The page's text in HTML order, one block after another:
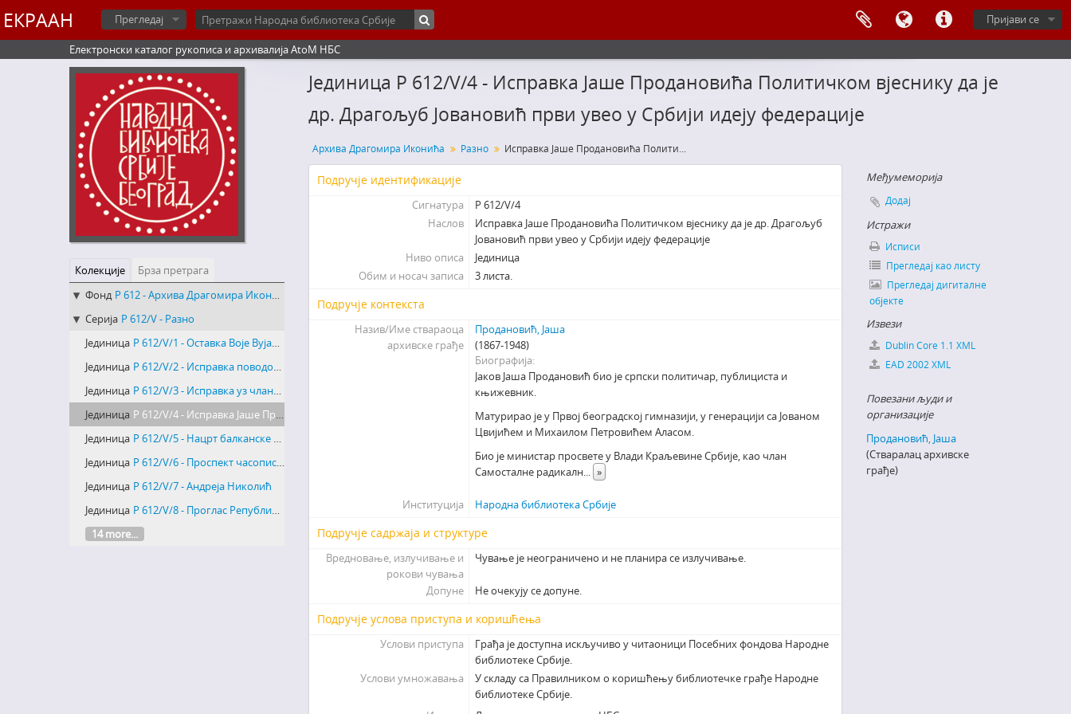
ЕКРААН Пријави се
Прегледај
Електронски каталог рукописа и архивалија AtoM НБС
Колекције
Брза претрага
Фонд Р 612 - Архива Драгомира Иконића
Серија Р 612/V - Разно
Јединица Р 612/V/1 - Оставка Воје Вујанца на положај секретара Југословенске републиканске странке
Јединица Р 612/V/2 - Исправка поводом тврђења да је др. Драг. Јовановић први предлагао федерално уређење земље
Јединица Р 612/V/3 - Исправка уз чланка др Ђ. Тасића у "Политици" да је Стојан Протић први српски федералист
Јединица Р 612/V/4 - Исправка Јаше Продановића Политичком вјеснику да је др. Драгољуб Јовановић први увео у Србији идеју федерације
Јединица Р 612/V/5 - Нацрт балканске федерације
Јединица Р 612/V/6 - Проспект часописа "Мисао"
Јединица Р 612/V/7 - Андреја Николић
Јединица Р 612/V/8 - Проглас Републиканске демократске странке
14 more...
Јединица Р 612/V/4 - Исправка Јаше Продановића Политичком вјеснику да је
др. Драгољуб Јовановић први увео у Србији идеју федерације
Архива Драгомира Иконића Разно Исправка Јаше Продановића Политичком вјеснику да је др. Драгољуб Јовановић први увео у Србији идеју федерације
Подручје идентификације
Сигнатура
Р 612/V/4
Наслов
Исправка Јаше Продановића Политичком вјеснику да је др. Драгољуб
Јовановић први увео у Србији идеју федерације
Ниво описа
Јединица
Обим и носач записа
3 листа.
Подручје контекста
Назив/Име ствараоца
архивске грађе
Продановић, Јаша
(1867-1948)
Биографија
Јаков Јаша Продановић био је српски политичар, публициста и
књижевник.
Матурирао је у Првој београдској гимназији, у генерацији са Јованом
Цвијићем и Михаилом Петровићем Аласом.
Био је министар просвете у Влади Краљевине Србије, као члан
Самосталне радикалн... »
Институција Народна библиотека Србије
Подручје садржаја и структуре
Вредновање, излучивање и
рокови чувања
Чување је неограничено и не планира се излучивање.
Допуне Не очекују се допуне.
Подручје услова приступа и коришћења
Услови приступа
Грађа је доступна искључиво у читаоници Посебних фондова Народне
библиотеке Србије.
Услови умножавања
У складу са Правилником о коришћењу библиотечке грађе Народне
библиотеке Србије.
Међумеморија
Додај
Истражи
Исписи
Прегледај као листу
Прегледај дигиталне
објекте
Извези
Dublin Core 1.1 XML
EAD 2002 XML
Повезани људи и
организације
Продановић, Јаша
(Стваралац архивске
грађе)